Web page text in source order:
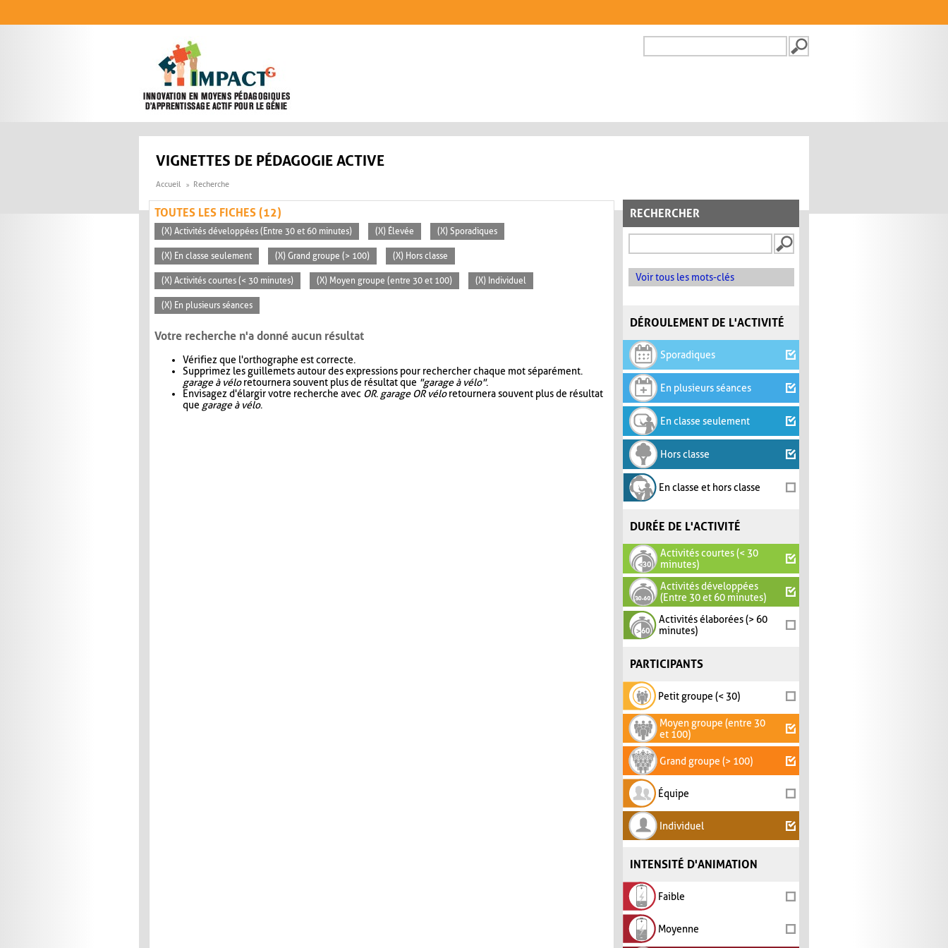
FORMULAIRE DE
VIGNETTES DE PÉDAGOGIE ACTIVE
Accueil Recherche
RECHERCHER
Voir tous les mots-clés
DÉROULEMENT DE L'ACTIVITÉ
Sporadiques
En plusieurs séances
En classe seulement
Hors classe
En classe et hors classe
DURÉE DE L'ACTIVITÉ
Activités courtes (< 30
minutes)
Activités développées
(Entre 30 et 60 minutes)
Activités élaborées (> 60
minutes)
PARTICIPANTS
Petit groupe (< 30)
Moyen groupe (entre 30
et 100)
Grand groupe (> 100)
Équipe
Individuel
INTENSITÉ D'ANIMATION
Faible
Moyenne
TOUTES LES FICHES (12)
(X) Activités développées (Entre 30 et 60 minutes) (X) Élevée (X) Sporadiques
(X) En classe seulement (X) Grand groupe (> 100) (X) Hors classe
(X) Activités courtes (< 30 minutes) (X) Moyen groupe (entre 30 et 100) (X) Individuel
(X) En plusieurs séances
Votre recherche n'a donné aucun résultat
Vérifiez que l'orthographe est correcte.
Supprimez les guillemets autour des expressions pour rechercher chaque mot séparément.
garage à véloretournera souvent plus de résultat que "garage à vélo".
Envisagez d'élargir votre recherche avec OR. garage OR véloretournera souvent plus de résultat
que garage à vélo.